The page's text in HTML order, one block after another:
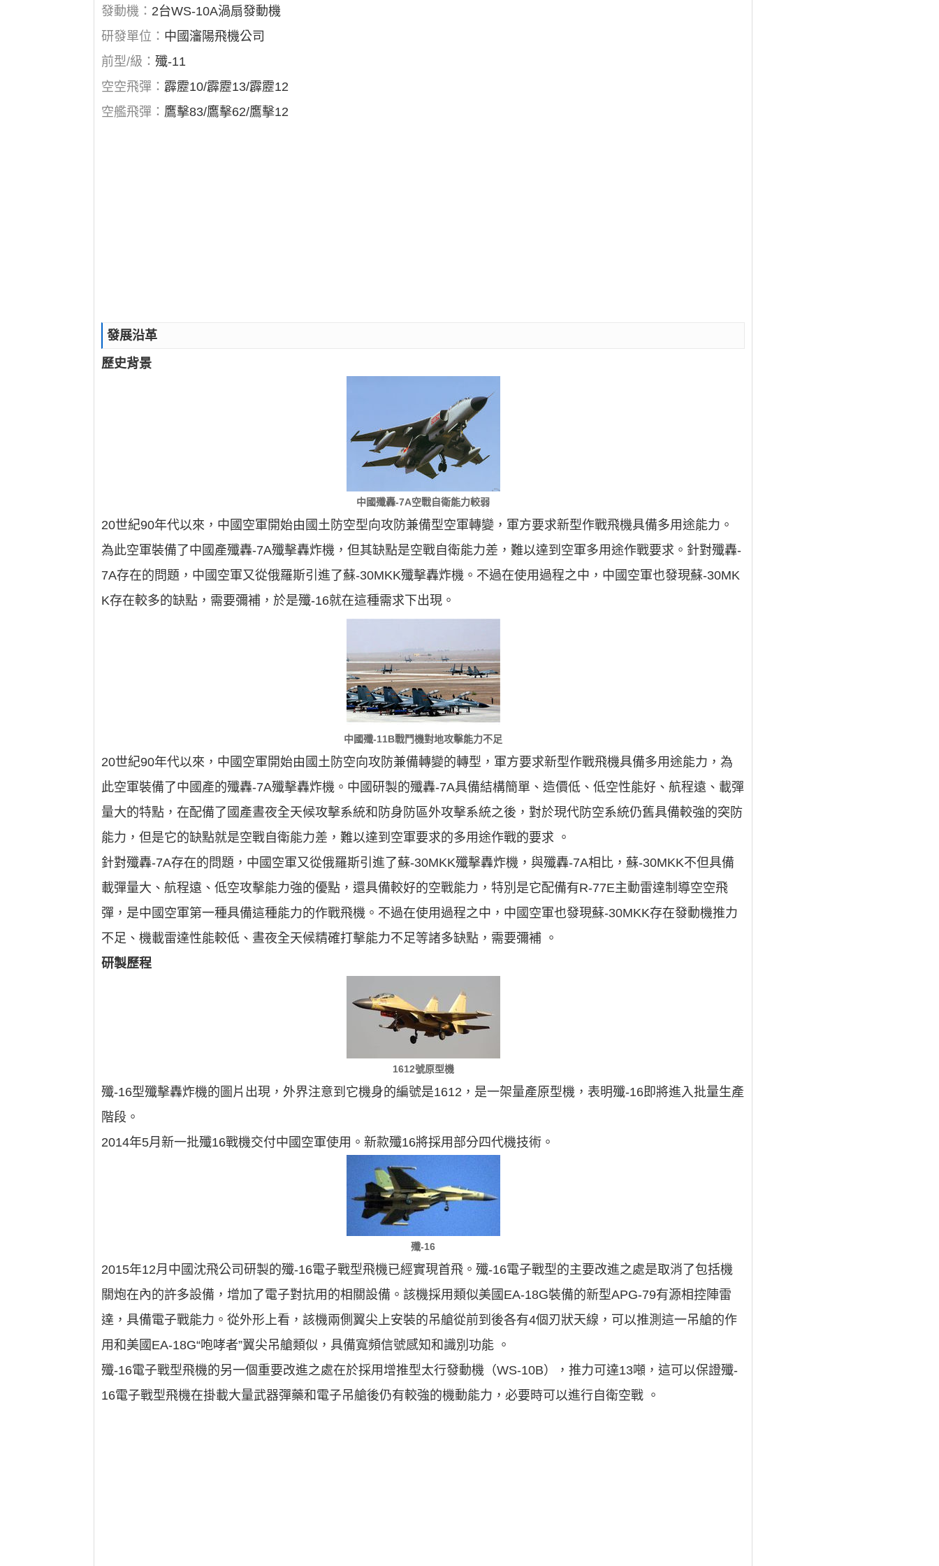
發動機： 2台WS-10A渦扇發動機
研發單位： 中國瀋陽飛機公司
前型/級：殲-11
空空飛彈：霹靂10/霹靂13/霹靂12
空艦飛彈： 鷹擊83/鷹擊62/鷹擊12
發展沿革
歷史背景
中國殲轟-7A空戰自衛能力較弱
20世紀90年代以來，中國空軍開始由國土防空型向攻防兼備型空軍轉變，軍方要求新型作戰飛機具備多用途能力。
為此空軍裝備了中國產殲轟-7A殲擊轟炸機，但其缺點是空戰自衛能力差，難以達到空軍多用途作戰要求。針對殲轟-
7A存在的問題，中國空軍又從俄羅斯引進了蘇-30MKK殲擊轟炸機。不過在使用過程之中，中國空軍也發現蘇-30MK
K存在較多的缺點，需要彌補，於是殲-16就在這種需求下出現。
中國殲-11B戰鬥機對地攻擊能力不足
20世紀90年代以來，中國空軍開始由國土防空向攻防兼備轉變的轉型，軍方要求新型作戰飛機具備多用途能力，為
此空軍裝備了中國產的殲轟-7A殲擊轟炸機。中國研製的殲轟-7A具備結構簡單、造價低、低空性能好、航程遠、載彈
量大的特點，在配備了國產晝夜全天候攻擊系統和防身防區外攻擊系統之後，對於現代防空系統仍舊具備較強的突防
能力，但是它的缺點就是空戰自衛能力差，難以達到空軍要求的多用途作戰的要求 。
針對殲轟-7A存在的問題，中國空軍又從俄羅斯引進了蘇-30MKK殲擊轟炸機，與殲轟-7A相比，蘇-30MKK不但具備
載彈量大、航程遠、低空攻擊能力強的優點，還具備較好的空戰能力，特別是它配備有R-77E主動雷達制導空空飛
彈，是中國空軍第一種具備這種能力的作戰飛機。不過在使用過程之中，中國空軍也發現蘇-30MKK存在發動機推力
不足、機載雷達性能較低、晝夜全天候精確打擊能力不足等諸多缺點，需要彌補 。
研製歷程
1612號原型機
殲-16型殲擊轟炸機的圖片出現，外界注意到它機身的編號是1612，是一架量產原型機，表明殲-16即將進入批量生產
階段。
2014年5月新一批殲16戰機交付中國空軍使用。新款殲16將採用部分四代機技術。
殲-16
2015年12月中國沈飛公司研製的殲-16電子戰型飛機已經實現首飛。殲-16電子戰型的主要改進之處是取消了包括機
關炮在內的許多設備，增加了電子對抗用的相關設備。該機採用類似美國EA-18G裝備的新型APG-79有源相控陣雷
達，具備電子戰能力。從外形上看，該機兩側翼尖上安裝的吊艙從前到後各有4個刃狀天線，可以推測這一吊艙的作
用和美國EA-18G“咆哮者”翼尖吊艙類似，具備寬頻信號感知和識別功能 。
殲-16電子戰型飛機的另一個重要改進之處在於採用增推型太行發動機（WS-10B），推力可達13噸，這可以保證殲-
16電子戰型飛機在掛載大量武器彈藥和電子吊艙後仍有較強的機動能力，必要時可以進行自衛空戰 。